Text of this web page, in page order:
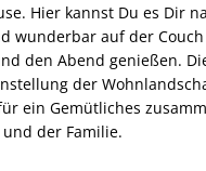
Hier kannst Du es Dir
wunderbar auf der
den Abend genießen.
der
ein Gemütliches
der Familie.